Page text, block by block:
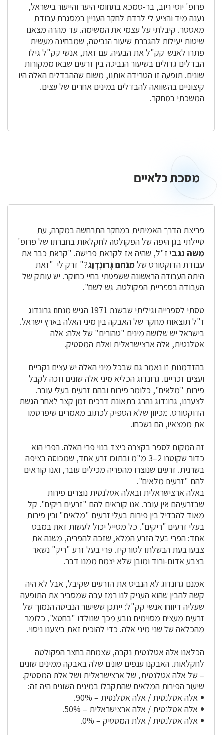
פרופ' יוסי ריוב, בר-סמכא בתחומי היער והייעור בישראל,
נענה מיד והציע לי לרדת לחקר העניין במסגרת עבודת
מאסטר. קיבלתי על עצמי את המשימה. עד מהרה מצאנו
שיטות יעילות להגברת שיעור הנביטה, שמבחינה מעשית
פתרו לאנשי קק"ל את הבעיה. עם זאת, אנשי קק"ל גילו
הבדלים גדולים בשיעור הנביטה בין זרעים שבאו ממקורות
שונים. תופעה זו הטרידה אותנו, משום שההבדלים האלה היו
קיצוניים בהשוואה להבדלים במינים אחרים של עצים.
המשכתי במחקר.
מסכתמסכת כלאיים
פריצת הדרך האמיתית במחקר התרחשה במקרה, עת
טיילתי בגן היפה של הפקולטה לחקלאות בחברתו של פרופ'
משה נגבי ז"ל, שהיה אז לקראת פרישה. "קראת כבר את
עבודת הדוקטורט שלמנחם גְּרוּנְדְוַג?" זרק לי. "זאת
היתה העבודה הראשונה ששפטתי בחיי כחוקר. יש עותק של
העבודה בספריית הפקולטה. גש לשם".
טסתי לספרייה וגיליתי שבשנת 1971 הגיש מנחם גרונדוג
ז"ל תוצאות מחקר של האבקה בין מיני האלה בארץ ישראל.
בישראל יש שלושה מינים "טהורים" של אלה: אלה
אטלנטית, אלה ארצישראלית ואלת המסטיק.
בהזדמנות זו נאמר גם שבכל מיני האלה יש עצים נקביים
ועצים זכריים. גרונדוג הכליא מיני אלה שונים וזכה לקבל
פירות "מלאים", כלומר פירות ובהם זרעים בעלי עובר.
לצערנו, גרונדוג נהרג בתאונת דרכים זמן קצר לאחר הגשת
הדוקטורט. מכיוון שלא הספיק לכתוב מאמרים שיפרסמו
את ממצאיו, הם נשכחו.
זה המקום לספר בקצרה כיצד בנוי פרי האלה. הפרי הוא
כדור שקוטרו 2–3 מ"מ ובתוכו זרע אחד, שמכוסה בציפה
בשרנית. זרעים שנוצרו מהפריה מכילים עובר, ואנו קוראים
להם "זרעים מלאים".
באלה ארצישראלית ובאלה אטלנטית נוצרים פירות
שבזרעיהם אין עובר. אנו קוראים להם "זרעים ריקים". קל
מאוד להבדיל בין פירות בעלי זרעים "מלאים" ובין פירות
בעלי זרעים "ריקים". כל מטייל יכול לעשות זאת במבט
אחד: הפרי בעל הזרע המלא, שזכה להפריה, משנה את
צבעו בעת הבשלתו לטורקיז. פרי בעל זרע "ריק" נשאר
בצבע אדום-ורוד ומובן שלא יצמח ממנו דבר.
אמנם גרונדוג לא הנביט את הזרעים שקיבל, אבל לא היה
קשה להבין שהוא העניק לנו רמז עבה שמסביר את התופעה
שעליה דיווחו אנשי קק"ל: ייתכן ששיעור הנביטה הנמוך של
זרעים מעצים מסוימים נובע מכך שנולדו "בחטא", כלומר
מהכלאה של שני מיני אלה. כדי להוכיח זאת ביצענו ניסוי.
הכלאנו אלה אטלנטית נקבה, שצמחה בחצר הפקולטה
לחקלאות. האבקנו ענפים שונים שלה באבקה ממינים שונים
– של אלה אטלנטית, של ארצישראלית ושל אלת המסטיק.
שיעור הפירות המלאים שהתקבלו במינים השונים היה זה:
אלה אטלנטית / אלה אטלנטית – 90%.
אלה אטלנטית / אלה ארצישראלית – 50%.
אלה אטלנטית / אלת המסטיק – 0%.